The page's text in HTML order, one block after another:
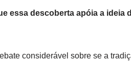
essa descoberta apóia a
considerável sobre se a